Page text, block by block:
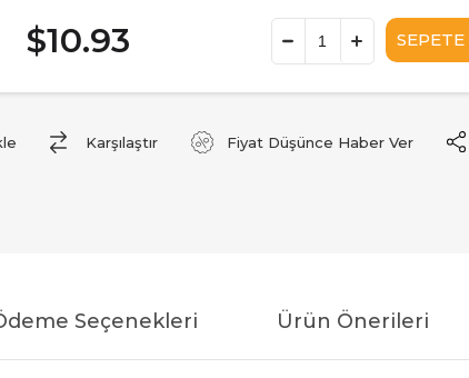
$10.93
Karşılaştır Fiyat Düşünce Haber Ver
Seçenekleri Ürün Önerileri